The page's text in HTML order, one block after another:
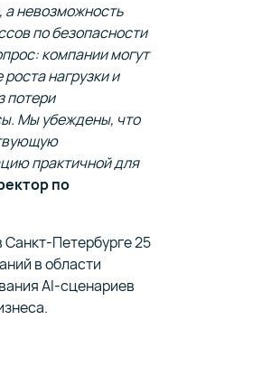
а невозможность
по безопасности
компании могут
нагрузки и
потери
Мы убеждены, что
практичной для
по
Петербурге 25
в области
AI-сценариев